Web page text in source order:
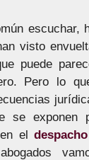
escuchar,
visto
puede
Pero lo
exponen
el